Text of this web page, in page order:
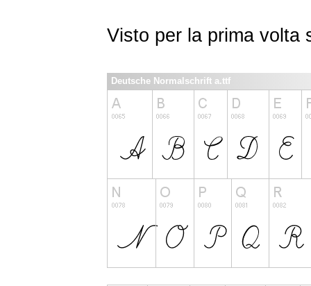
Visto per la prima volta
Deutsche Normalschrift a.ttf